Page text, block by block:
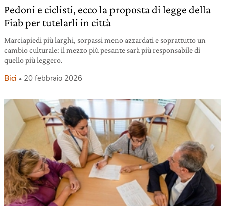
Pedoni e ciclisti, ecco la proposta di legge della
Fiab per tutelarli in città
Marciapiedi più larghi, sorpassi meno azzardati e soprattutto un
cambio culturale: il mezzo più pesante sarà più responsabile di
quello più leggero.
Bici 20 febbraio 2026